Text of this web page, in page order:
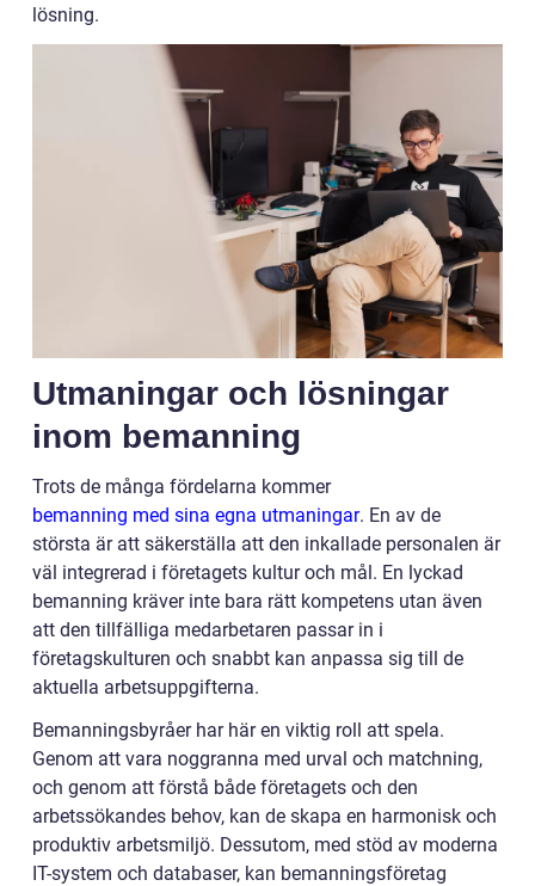
lösning.
Utmaningar och lösningar
inom bemanning
Trots de många fördelarna kommer
bemanning med sina egna utmaningar. En av de
största är att säkerställa att den inkallade personalen är
väl integrerad i företagets kultur och mål. En lyckad
bemanning kräver inte bara rätt kompetens utan även
att den tillfälliga medarbetaren passar in i
företagskulturen och snabbt kan anpassa sig till de
aktuella arbetsuppgifterna.
Bemanningsbyråer har här en viktig roll att spela.
Genom att vara noggranna med urval och matchning,
och genom att förstå både företagets och den
arbetssökandes behov, kan de skapa en harmonisk och
produktiv arbetsmiljö. Dessutom, med stöd av moderna
IT-system och databaser, kan bemanningsföretag